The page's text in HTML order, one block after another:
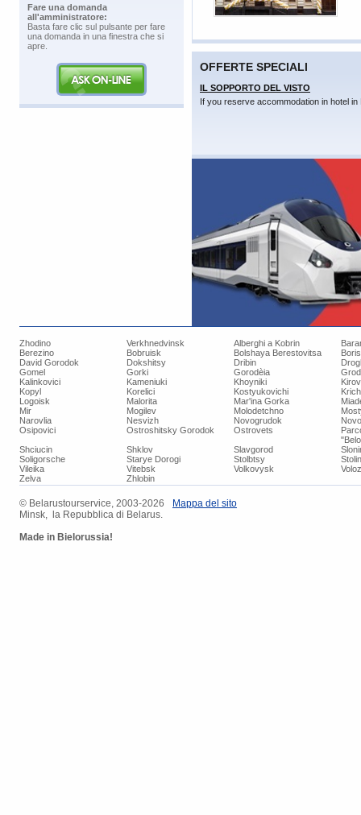
​Fare una domanda
all'amministratore:
​Basta fare clic sul pulsante per fare
una domanda in una finestra che si
apre.
OFFERTE SPECIALI
IL SOPPORTO DEL VISTO
If you reserve accommodation in hotel
Zhodino Verkhnedvinsk Alberghi a Kobrin
Berezino
Bobruisk Bolshaya Berestovitsa
David Gorodok
Dokshitsy Dribin
Gomel
Gorki Gorodèia
Kalinkovici
Kameniuki Khoyniki
Kopyl
Korelici Kostyukovichi
Logoisk
Malorita Mar'ina Gorka
Mir
Mogilev Molodetchno
Narovlia
Nesvizh Novogrudok
Osipovici
Ostroshitsky Gorodok Ostrovets
Shciucin
Shklov Slavgorod
Soligorsche
Starye Dorogi Stolbtsy
Stolin
Vileika
Vitebsk Volkovysk
Zelva
Zhlobin
© ​Belarustourservice, 2003-2026
Minsk, la Repubblica di Belarus.
Made in Bielorussia!
​Mappa del sito